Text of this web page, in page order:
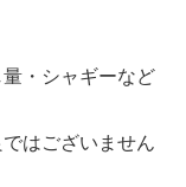
・シャギーなど
はございません